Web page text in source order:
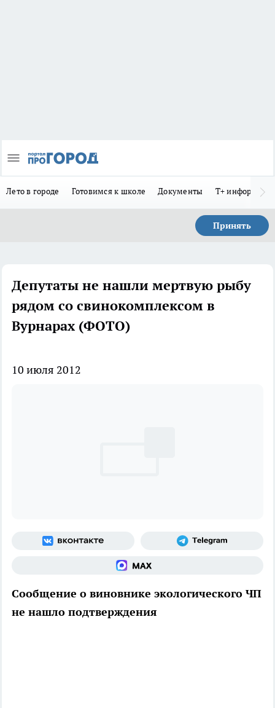
Лето в городе Готовимся к школе Документы Т+
Принять
Депутаты не нашли мертвую рыбу
рядом со свинокомплексом в
Вурнарах (ФОТО)
10 июля 2012
Сообщение о виновнике экологического ЧП
не нашло подтверждения